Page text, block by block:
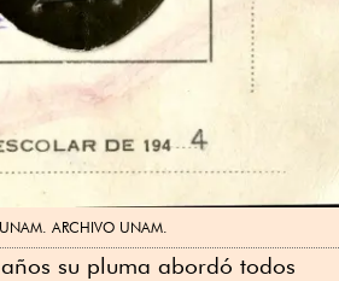
ARCHIVO UNAM.
su pluma abordó todos